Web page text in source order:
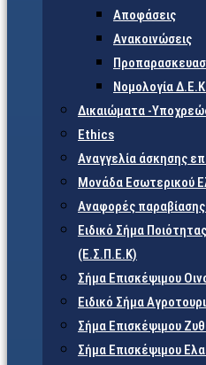
Αποφάσεις
Ανακοινώσεις
Νομολογία
Δικαιώματα -
Ethics
Αναγγελία άσκησης
Μονάδα Εσωτερικού
Αναφορές παραβίασης
Ειδικό Σήμα
(Ε.Σ.Π.Ε.Κ)
Σήμα Επισκέψιμου
Ειδικό Σήμα
Σήμα Επισκέψιμου
Σήμα Επισκέψιμου